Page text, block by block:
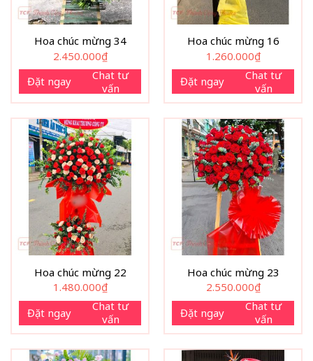
Hoa chúc mừng 34
2.450.000₫
Đặt ngay
Chat tư
vấn
Hoa chúc mừng 16
1.260.000₫
Đặt ngay
Chat tư
vấn
Hoa chúc mừng 22
1.480.000₫
Đặt ngay
Chat tư
vấn
Hoa chúc mừng 23
2.550.000₫
Đặt ngay
Chat tư
vấn